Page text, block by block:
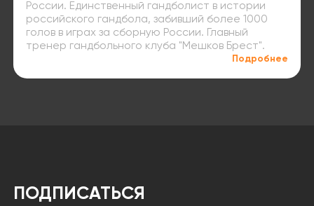
России. Единственный гандболист в истории
российского гандбола, забивший более 1000
голов в играх за сборную России. Главный
тренер гандбольного клуба "Мешков Брест".
Подробнее
ПОДПИСАТЬСЯ